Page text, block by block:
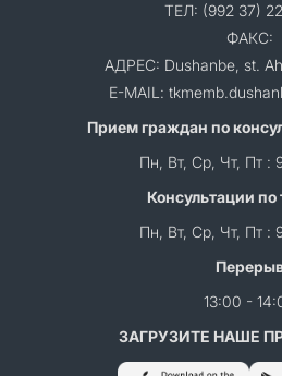
ТЕЛ: (992 37)
ФАКС:
АДРЕС: Dushanbe, st.
E-MAIL:
Прием граждан по
Пн, Вт, Ср, Чт, Пт :
Консультации по
Пн, Вт, Ср, Чт, Пт :
13:00 -
ЗАГРУЗИТЕ НАШЕ